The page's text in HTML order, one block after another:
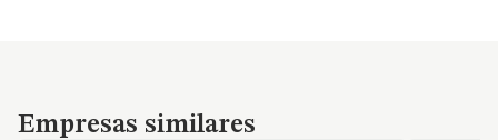
Empresas similares
Empresas similares